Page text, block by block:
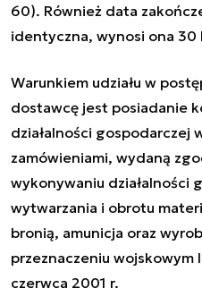
60). Również data
identyczna, wynosi ona 30
Warunkiem udziału w
dostawcę jest posiadanie
działalności gospodarczej
zamówieniami, wydaną
wykonywaniu działalności
wytwarzania i obrotu
bronią, amunicja oraz
przeznaczeniu wojskowym
czerwca 2001 r.